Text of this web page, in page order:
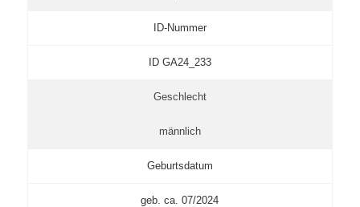
ID-Nummer
ID GA24_233
Geschlecht
männlich
Geburtsdatum
geb. ca. 07/2024